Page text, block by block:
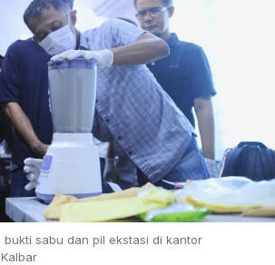
bukti sabu dan pil ekstasi di kantor